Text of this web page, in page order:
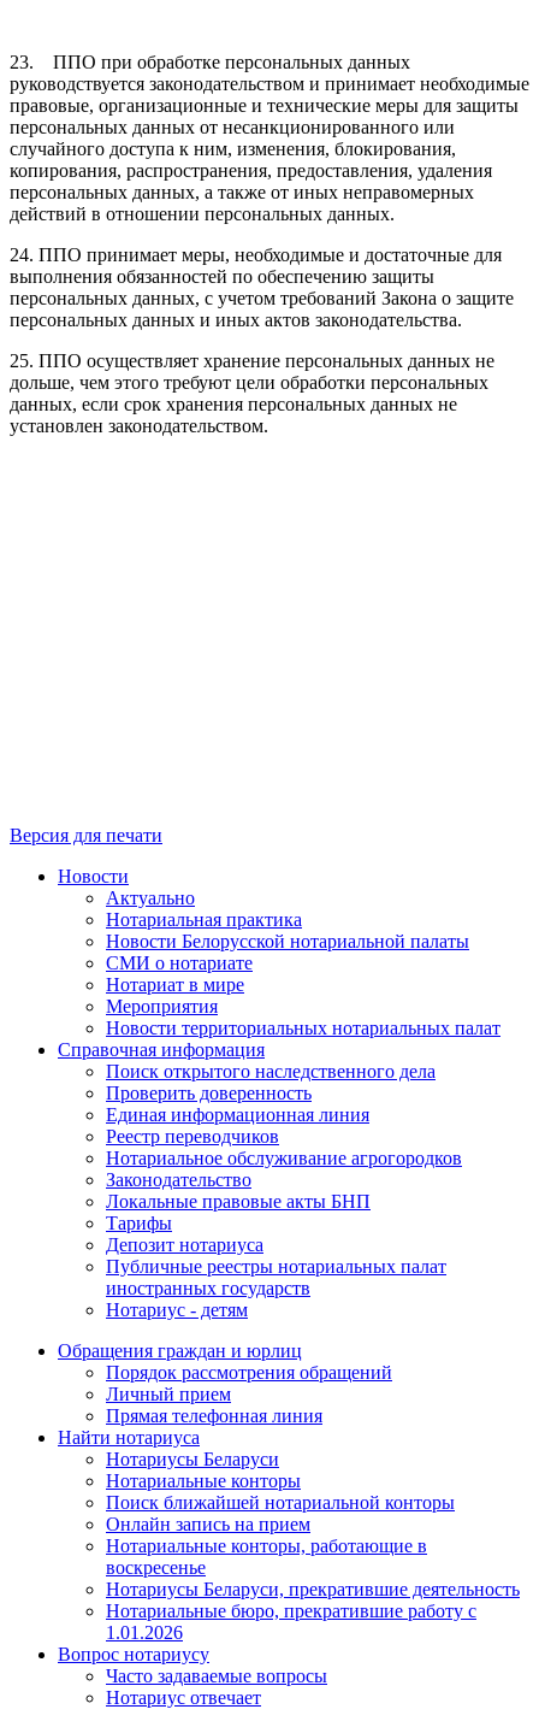
23. ППО при обработке персональных данных
руководствуется законодательством и принимает необходимые
правовые, организационные и технические меры для защиты
персональных данных от несанкционированного или
случайного доступа к ним, изменения, блокирования,
копирования, распространения, предоставления, удаления
персональных данных, а также от иных неправомерных
действий в отношении персональных данных.
24. ППО принимает меры, необходимые и достаточные для
выполнения обязанностей по обеспечению защиты
персональных данных, с учетом требований Закона о защите
персональных данных и иных актов законодательства.
25. ППО осуществляет хранение персональных данных не
дольше, чем этого требуют цели обработки персональных
данных, если срок хранения персональных данных не
установлен законодательством.
Версия для печати
Новости
Актуально
Нотариальная практика
Новости Белорусской нотариальной палаты
СМИ о нотариате
Нотариат в мире
Мероприятия
Новости территориальных нотариальных палат
Справочная информация
Поиск открытого наследственного дела
Проверить доверенность
Единая информационная линия
Реестр переводчиков
Нотариальное обслуживание агрогородков
Законодательство
Локальные правовые акты БНП
Тарифы
Депозит нотариуса
Публичные реестры нотариальных палат
иностранных государств
Нотариус - детям
Обращения граждан и юрлиц
Порядок рассмотрения обращений
Личный прием
Прямая телефонная линия
Найти нотариуса
Нотариусы Беларуси
Нотариальные конторы
Поиск ближайшей нотариальной конторы
Онлайн запись на прием
Нотариальные конторы, работающие в
воскресенье
Нотариусы Беларуси, прекратившие деятельность
Нотариальные бюро, прекратившие работу с
1.01.2026
Вопрос нотариусу
Часто задаваемые вопросы
Нотариус отвечает